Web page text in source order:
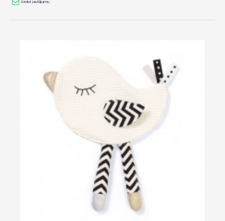
Uzdot jautājumu